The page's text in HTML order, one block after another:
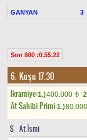
GANYAN 3
Son 800 :0.55.22
6. Koşu 17.30
Ikramiye:1.)400.000 t
At Sahibi Primi:1.)80.000
S At İsmi